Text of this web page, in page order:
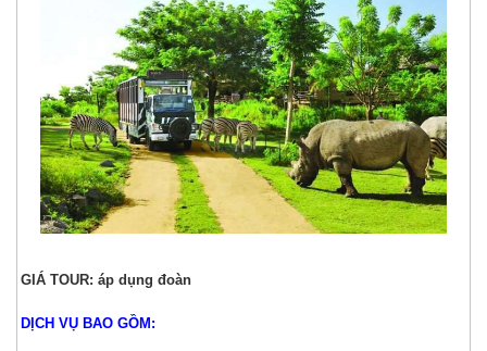
GIÁ TOUR: áp dụng đoàn
DỊCH VỤ BAO GỒM: